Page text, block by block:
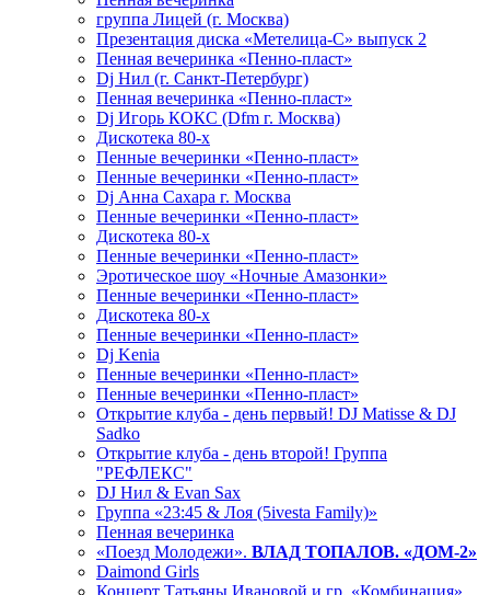
группа Лицей (г. Москва)
Презентация диска «Метелица-С» выпуск 2
Пенная вечеринка «Пенно-пласт»
Dj Нил (г. Санкт-Петербург)
Пенная вечеринка «Пенно-пласт»
Dj Игорь КОКС (Dfm г. Москва)
Дискотека 80-х
Пенные вечеринки «Пенно-пласт»
Пенные вечеринки «Пенно-пласт»
Dj Анна Сахара г. Москва
Пенные вечеринки «Пенно-пласт»
Дискотека 80-х
Пенные вечеринки «Пенно-пласт»
Эротическое шоу «Ночные Амазонки»
Пенные вечеринки «Пенно-пласт»
Дискотека 80-х
Пенные вечеринки «Пенно-пласт»
Dj Kenia
Пенные вечеринки «Пенно-пласт»
Пенные вечеринки «Пенно-пласт»
Открытие клуба - день первый! DJ Matisse & DJ
Sadko
Открытие клуба - день второй! Группа
"РЕФЛЕКС"
DJ Нил & Evan Sax
Группа «23:45 & Лоя (5ivesta Family)»
Пенная вечеринка
«Поезд Молодежи». ВЛАД ТОПАЛОВ. «ДОМ-2»
Daimond Girls
Концерт Татьяны Ивановой и гр. «Комбинация»